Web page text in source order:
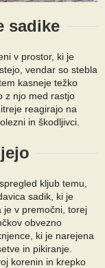
sadike
v prostor, ki je
vendar so stebla
kasneje težko
z njo med rastjo
reagirajo na
in škodljivci.
kljub temu,
sadik, ki je
je v premočni, torej
obvezno
ki je narejena
in pikiranje.
korenin in krepko